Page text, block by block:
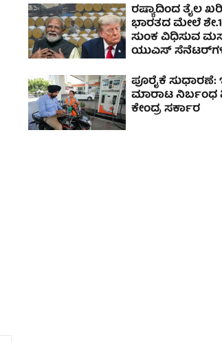
ರಷ್ಯಾದಿಂದ ತೈಲ
ಭಾರತದ ಮೇಲೆ
ಸುಂಕ ವಿಧಿಸುವ
ಯುಎಸ್
ಪೂರೈಕೆ
ಮಾರಾಟ ನಿರ್ಬಂಧ
ಕೇಂದ್ರ ಸರ್ಕಾರ